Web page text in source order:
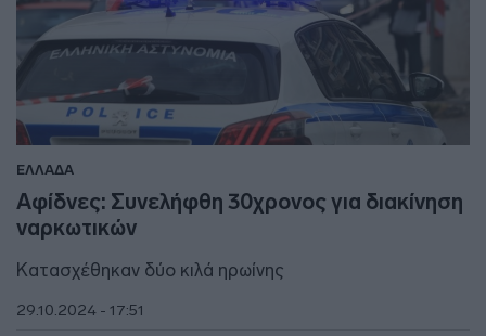
ΕΛΛΑΔΑ
Αφίδνες: Συνελήφθη 30χρονος για διακίνηση
ναρκωτικών
Κατασχέθηκαν δύο κιλά ηρωίνης
29.10.2024 - 17:51